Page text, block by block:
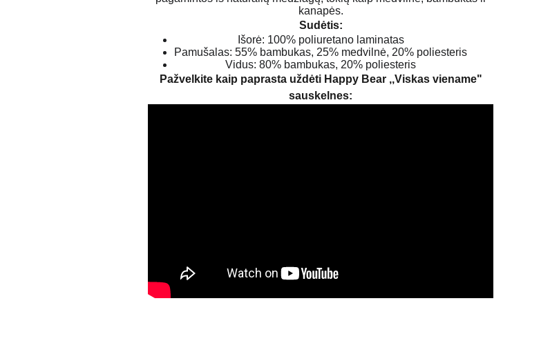
kanapės.
Sudėtis:
Išorė: 100% poliuretano laminatas
Pamušalas: 55% bambukas, 25% medvilnė, 20% poliesteris
Vidus: 80% bambukas, 20% poliesteris
Pažvelkite kaip paprasta uždėti Happy Bear ,,Viskas viename"
sauskelnes: